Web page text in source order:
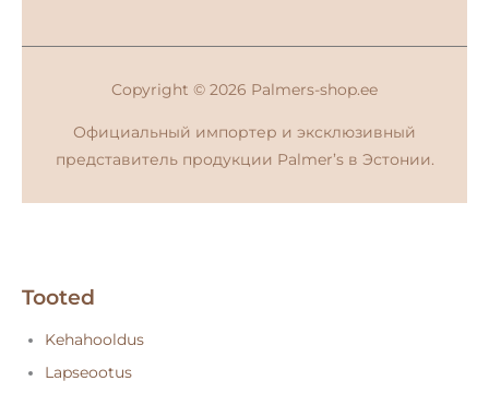
Tooted
Kehahooldus
Lapseootus
Copyright © 2026 Palmers-shop.ee
Официальный импортер и эксклюзивный
представитель продукции Palmer’s в Эстонии.